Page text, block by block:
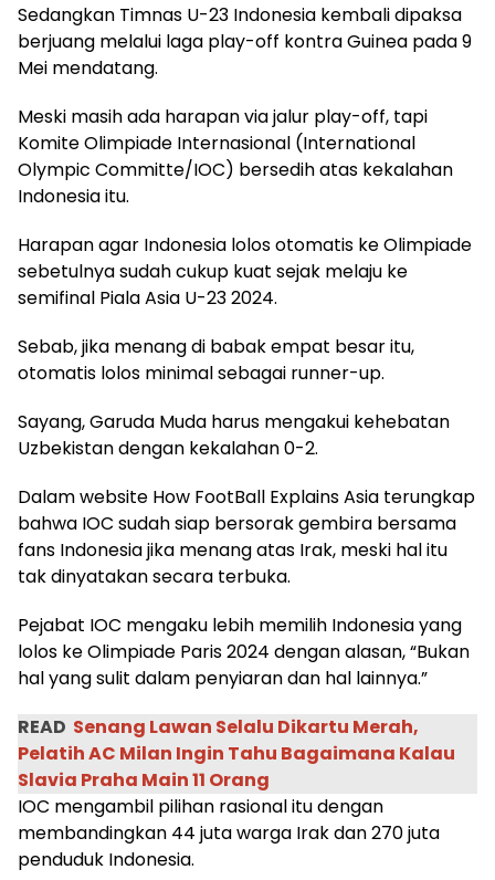
Sedangkan Timnas U-23 Indonesia kembali dipaksa
berjuang melalui laga play-off kontra Guinea pada 9
Mei mendatang.
Meski masih ada harapan via jalur play-off, tapi
Komite Olimpiade Internasional (International
Olympic Committe/IOC) bersedih atas kekalahan
Indonesia itu.
Harapan agar Indonesia lolos otomatis ke Olimpiade
sebetulnya sudah cukup kuat sejak melaju ke
semifinal Piala Asia U-23 2024.
Sebab, jika menang di babak empat besar itu,
otomatis lolos minimal sebagai runner-up.
Sayang, Garuda Muda harus mengakui kehebatan
Uzbekistan dengan kekalahan 0-2.
Dalam website How FootBall Explains Asia terungkap
bahwa IOC sudah siap bersorak gembira bersama
fans Indonesia jika menang atas Irak, meski hal itu
tak dinyatakan secara terbuka.
Pejabat IOC mengaku lebih memilih Indonesia yang
lolos ke Olimpiade Paris 2024 dengan alasan, “Bukan
hal yang sulit dalam penyiaran dan hal lainnya.”
READ Senang Lawan Selalu Dikartu Merah,
Pelatih AC Milan Ingin Tahu Bagaimana Kalau
Slavia Praha Main 11 Orang
IOC mengambil pilihan rasional itu dengan
membandingkan 44 juta warga Irak dan 270 juta
penduduk Indonesia.